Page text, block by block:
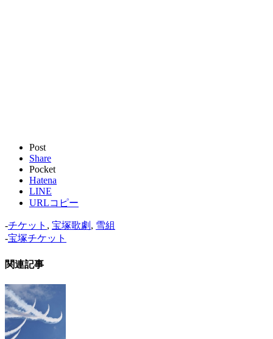
Post
Share
Pocket
Hatena
LINE
URLコピー
-チケット , 宝塚歌劇 , 雪組
-宝塚チケット
関連記事